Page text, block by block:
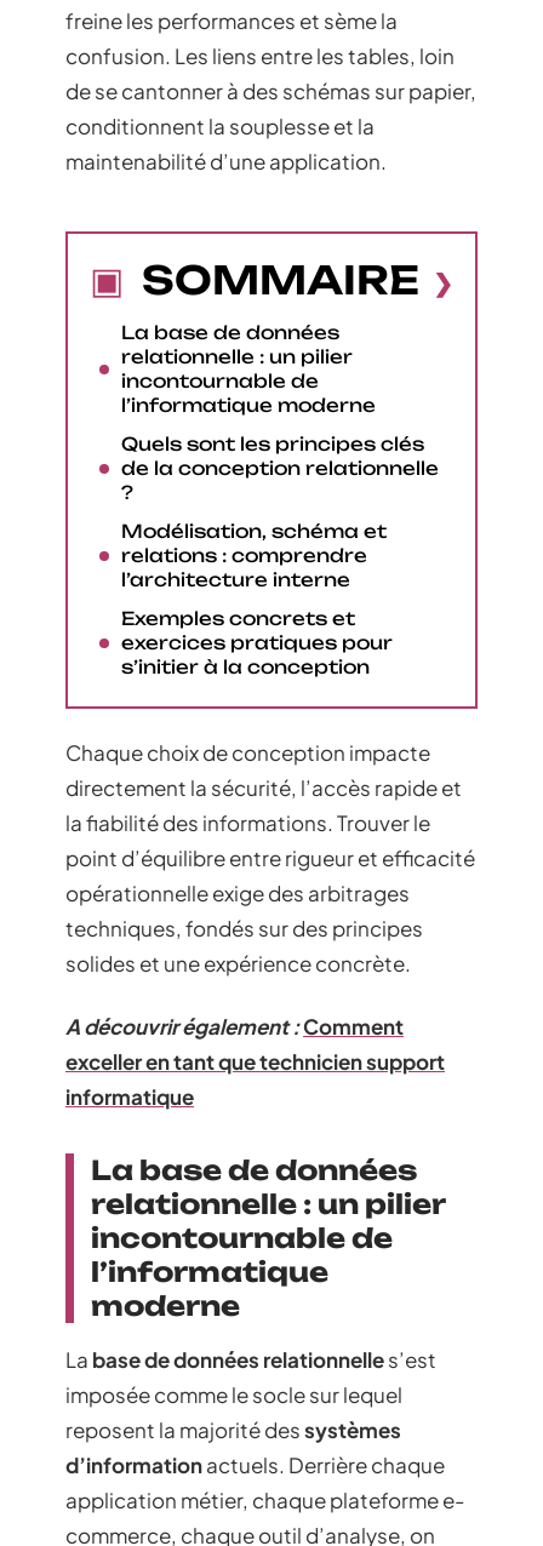
freine les performances et sème la
confusion. Les liens entre les tables, loin
de se cantonner à des schémas sur papier,
conditionnent la souplesse et la
maintenabilité d’une application.
SOMMAIRE
La base de données
relationnelle : un pilier
incontournable de
l’informatique moderne
Quels sont les principes clés
de la conception relationnelle
?
Modélisation, schéma et
relations : comprendre
l’architecture interne
Exemples concrets et
exercices pratiques pour
s’initier à la conception
Chaque choix de conception impacte
directement la sécurité, l’accès rapide et
la fiabilité des informations. Trouver le
point d’équilibre entre rigueur et efficacité
opérationnelle exige des arbitrages
techniques, fondés sur des principes
solides et une expérience concrète.
A découvrir également :Comment
exceller en tant que technicien support
informatique
La base de données
relationnelle : un pilier
incontournable de
l’informatique
moderne
La base de données relationnelles’est
imposée comme le socle sur lequel
reposent la majorité dessystèmes
d’informationactuels. Derrière chaque
application métier, chaque plateforme e-
commerce, chaque outil d’analyse, on